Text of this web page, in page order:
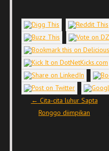
Post navigation
← Cita-cita luhur Sapta
Ronggo diimpikan